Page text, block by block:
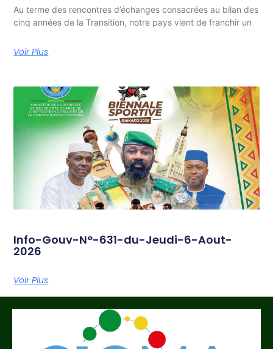
Au terme des rencontres d’échanges consacrées au bilan des
cinq années de la Transition, notre pays vient de franchir un
Voir Plus
Info-Gouv-N°-631-du-Jeudi-6-Aout-
2026
Voir Plus